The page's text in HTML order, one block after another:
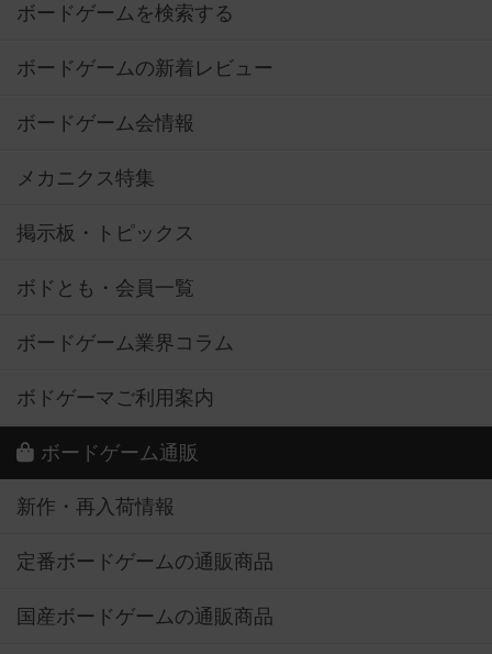
ボードゲームを検索する
ボードゲームの新着レビュー
ボードゲーム会情報
メカニクス特集
掲示板・トピックス
ボドとも・会員一覧
ボードゲーム業界コラム
ボドゲーマご利用案内
ボードゲーム通販
新作・再入荷情報
定番ボードゲームの通販商品
国産ボードゲームの通販商品